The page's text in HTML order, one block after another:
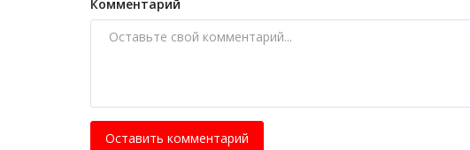
Комментарий
Оставить комментарий